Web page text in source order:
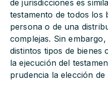
de jurisdicciones es
testamento de todos los
persona o de una
complejas. Sin
distintos tipos de bienes
la ejecución del
prudencia la elección